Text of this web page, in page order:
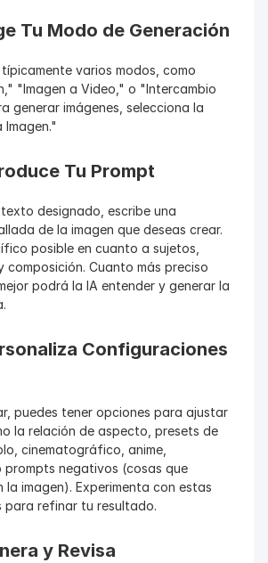
Tu Modo de Generación
varios modos, como
"Imagen a Video," o "Intercambio
generar imágenes, selecciona la
Tu Prompt
designado, escribe una
de la imagen que deseas crear.
posible en cuanto a sujetos,
composición. Cuanto más preciso
podrá la IA entender y generar la
Configuraciones
puedes tener opciones para ajustar
la relación de aspecto, presets de
cinematográfico, anime,
negativos (cosas que
la imagen). Experimenta con estas
para refinar tu resultado.
y Revisa